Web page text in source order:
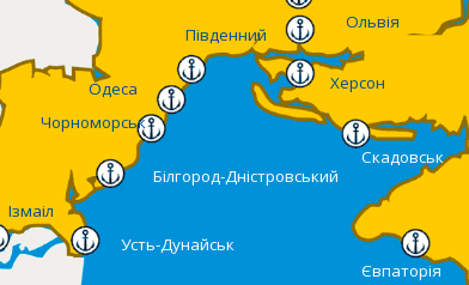
Ізмаіл
Усть-Дунайськ
Білгород-Дністровський
Чорноморськ
Одеса
Південний
Ольвія
Херсон
Євпаторія
Скадовськ